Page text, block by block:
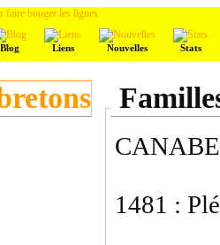
Blog Liens Nouvelles Stats
1481 :